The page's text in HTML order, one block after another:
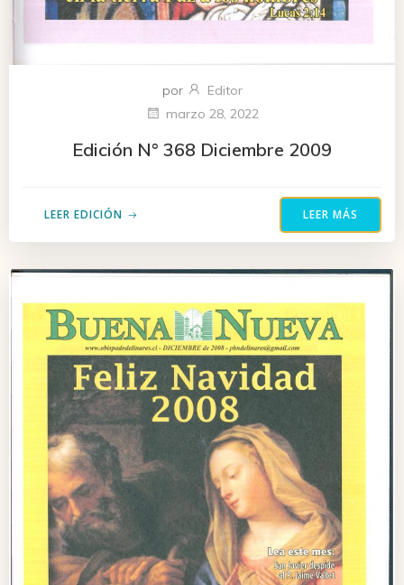
por
Editor
marzo 28, 2022
Edición N° 368 Diciembre 2009
LEER EDICIÓN LEER MÁS